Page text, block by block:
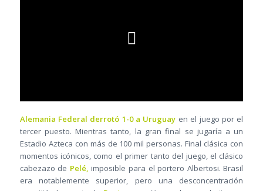
Alemania Federal derrotó 1-0 a Uruguay en el juego por el
tercer puesto. Mientras tanto, la gran final se jugaría a un
Estadio Azteca con más de 100 mil personas. Final clásica con
momentos icónicos, como el primer tanto del juego, el clásico
cabezazo de Pelé, imposible para el portero Albertosi. Brasil
era notablemente superior, pero una desconcentración